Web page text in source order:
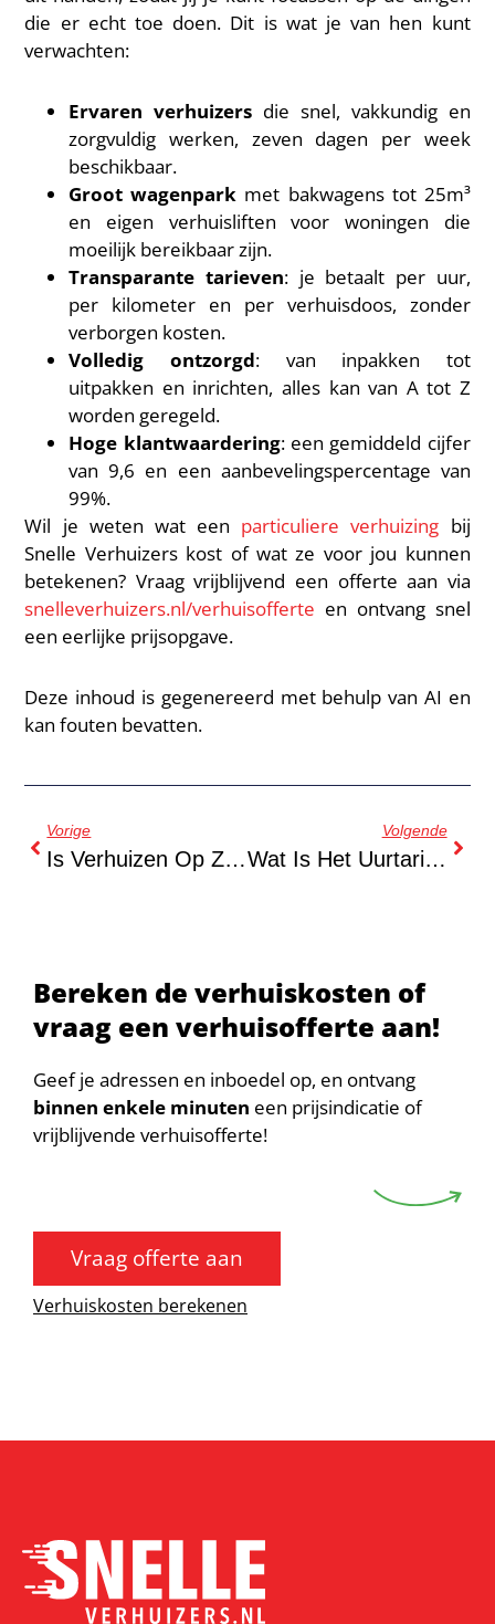
die er echt toe doen. Dit is wat je van hen kunt
verwachten:
Ervaren verhuizers die snel, vakkundig en
zorgvuldig werken, zeven dagen per week
beschikbaar.
Groot wagenpark met bakwagens tot 25m³
en eigen verhuisliften voor woningen die
moeilijk bereikbaar zijn.
Transparante tarieven: je betaalt per uur,
per kilometer en per verhuisdoos, zonder
verborgen kosten.
Volledig ontzorgd: van inpakken tot
uitpakken en inrichten, alles kan van A tot Z
worden geregeld.
Hoge klantwaardering: een gemiddeld cijfer
van 9,6 en een aanbevelingspercentage van
99%.
Wil je weten wat een particuliere verhuizing bij
Snelle Verhuizers kost of wat ze voor jou kunnen
betekenen? Vraag vrijblijvend een offerte aan via
snelleverhuizers.nl/verhuisofferte en ontvang snel
een eerlijke prijsopgave.
Deze inhoud is gegenereerd met behulp van AI en
kan fouten bevatten.
Vorige
Is Verhuizen Op Zaterdag Duurder?
Volgende
Wat Is Het Uurtarief Voor Verhuizen?
Bereken de verhuiskosten of
vraag een verhuisofferte aan!
Geef je adressen en inboedel op, en ontvang
binnen enkele minuten een prijsindicatie of
vrijblijvende verhuisofferte!
Vraag offerte aan
Verhuiskosten berekenen